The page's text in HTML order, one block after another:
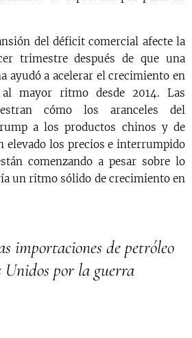
del déficit comercial afecte la
trimestre después de que una
ayudó a acelerar el crecimiento en
mayor ritmo desde 2014. Las
cómo los aranceles del
a los productos chinos y de
elevado los precios e interrumpido
comenzando a pesar sobre lo
un ritmo sólido de crecimiento en
importaciones de petróleo
Unidos por la guerra